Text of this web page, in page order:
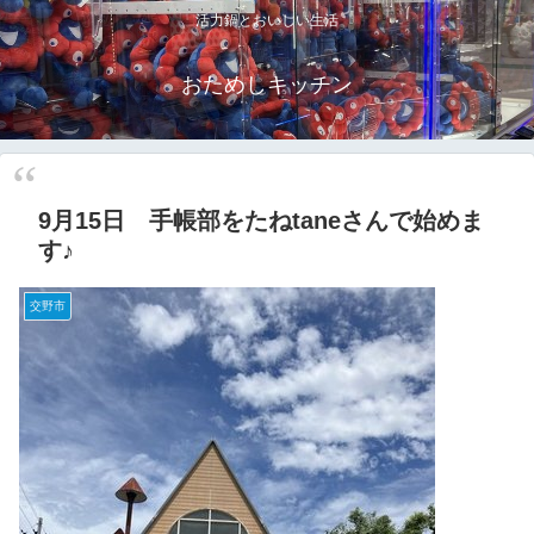
活力鍋とおいしい生活
おためしキッチン
9月15日 手帳部をたねtaneさんで始めま
す♪
交野市